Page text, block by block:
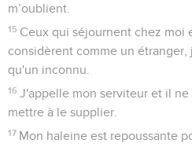
m’oublient.
15 Ceux qui séjournent chez moi
considèrent comme un étranger,
qu'un inconnu.
16 J'appelle mon serviteur et il
mettre à le supplier.
17 Mon haleine est repoussante